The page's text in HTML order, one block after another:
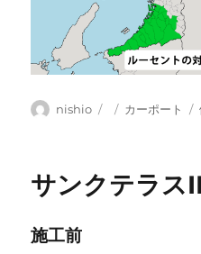
投
nishio
投 カ
ー
カーポート
サンクテラス
施工前